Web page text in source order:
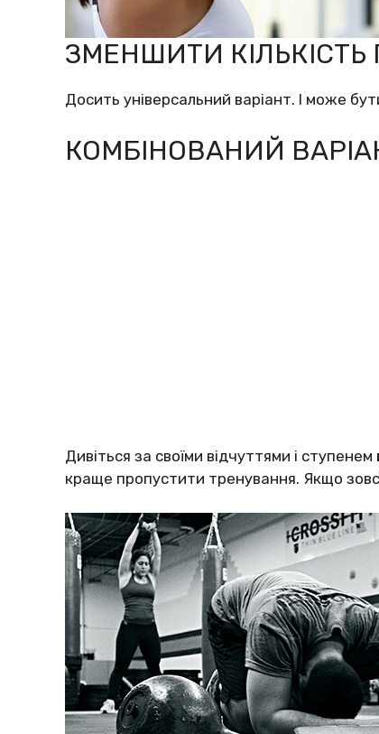
ЗМЕНШИТИ КІЛЬКІСТЬ
Досить універсальний варіант. І може
КОМБІНОВАНИЙ
Дивіться за своїми відчуттями і ступенем
краще пропустити тренування. Якщо